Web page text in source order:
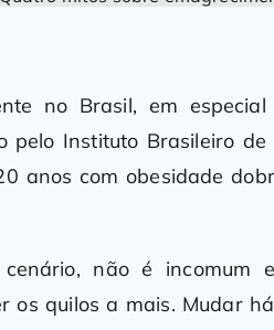
no Brasil, em
pelo Instituto Brasileiro
anos com obesidade
não é incomum
os quilos a mais. Mudar